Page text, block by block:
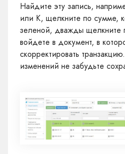
Найдите эту запись,
или K, щелкните по сумме,
зеленой, дважды щелкните
войдете в документ, в
скорректировать
изменений не забудьте